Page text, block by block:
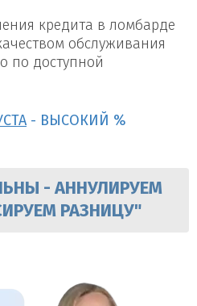
кредита в ломбарде
обслуживания
по доступной
- ВЫСОКИЙ %
- АННУЛИРУЕМ
РАЗНИЦУ"